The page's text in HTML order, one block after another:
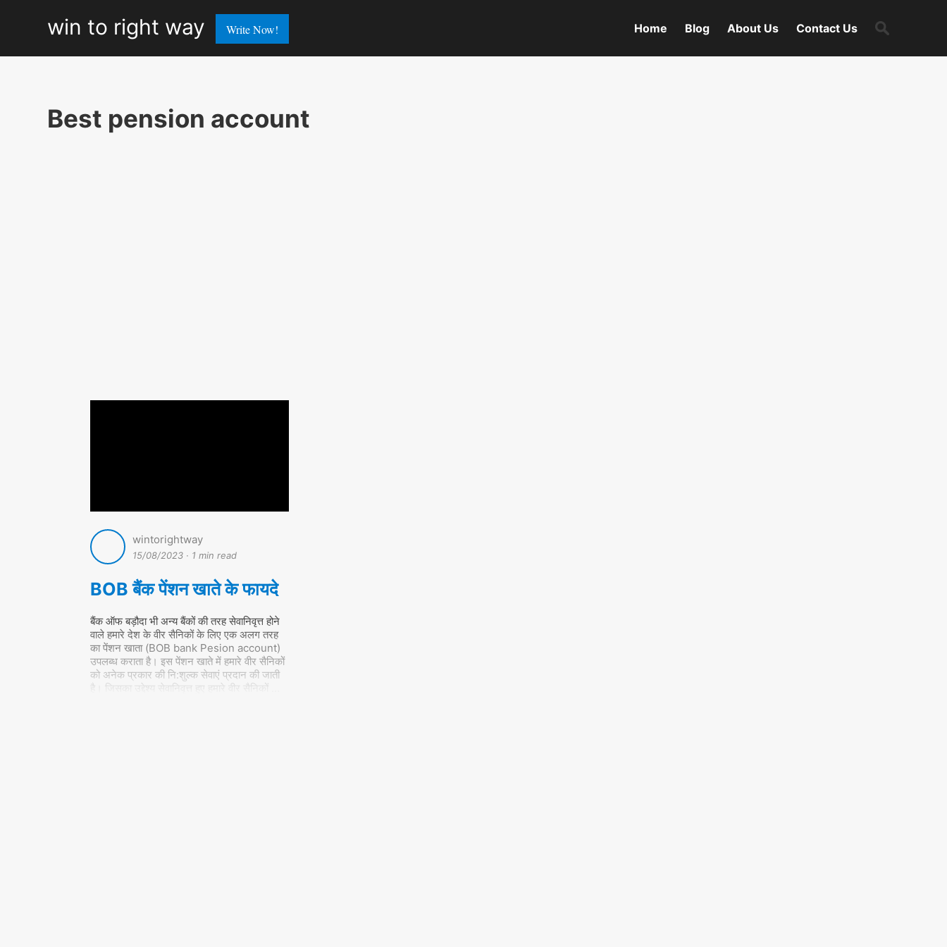
win
to
win to right way Write Now! Home Blog About Us Contact Us
Search
for:
Best pension account
wintorightway
15/08/2023· 1 min read
BOB बैंक पेंशन खाते के फायदे
बैंक ऑफ बड़ौदा भी अन्य बैंकों की तरह सेवानिवृत्त होने
वाले हमारे देश के वीर सैनिकों के लिए एक अलग तरह
का पेंशन खाता (BOB bank Pesion account)
उपलब्ध कराता है। इस पेंशन खाते में हमारे वीर सैनिकों
को अनेक प्रकार की नि:शुल्क सेवाएं प्रदान की जाती
है। जिसका उद्देश्य सेवानिवृत्त हुए हमारे वीर सैनिकों